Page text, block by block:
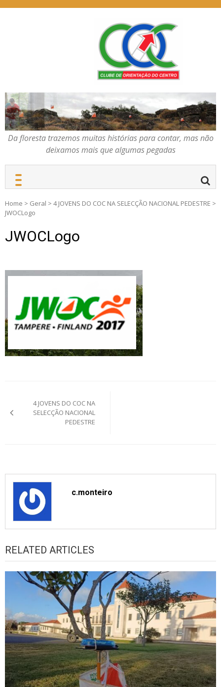
COC – CLUBE DE
ORIENTAÇÃO DO
CENTRO
Da floresta trazemos
muitas histórias para
contar, mas não deixamos
mais que algumas
pegadas
Da floresta trazemos muitas histórias para contar, mas não
deixamos mais que algumas pegadas
Home > Geral > 4 JOVENS DO COC NA SELECÇÃO NACIONAL PEDESTRE >
JWOCLogo
JWOCLogo
navigation
4 JOVENS DO COC NA
SELECÇÃO NACIONAL
PEDESTRE
c.monteiro
RELATED ARTICLES